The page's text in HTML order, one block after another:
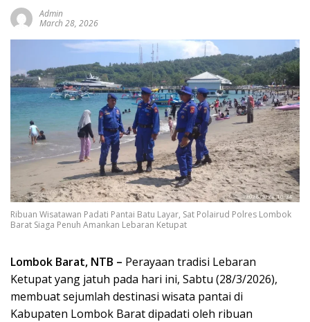
Admin
March 28, 2026
Ribuan Wisatawan Padati Pantai Batu Layar, Sat Polairud Polres Lombok
Barat Siaga Penuh Amankan Lebaran Ketupat
Lombok Barat, NTB – Perayaan tradisi Lebaran
Ketupat yang jatuh pada hari ini, Sabtu (28/3/2026),
membuat sejumlah destinasi wisata pantai di
Kabupaten Lombok Barat dipadati oleh ribuan